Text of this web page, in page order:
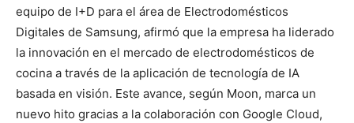
equipo de I+D para el área de Electrodomésticos
Digitales de Samsung, afirmó que la empresa ha liderado
la innovación en el mercado de electrodomésticos de
cocina a través de la aplicación de tecnología de IA
basada en visión. Este avance, según Moon, marca un
nuevo hito gracias a la colaboración con Google Cloud,